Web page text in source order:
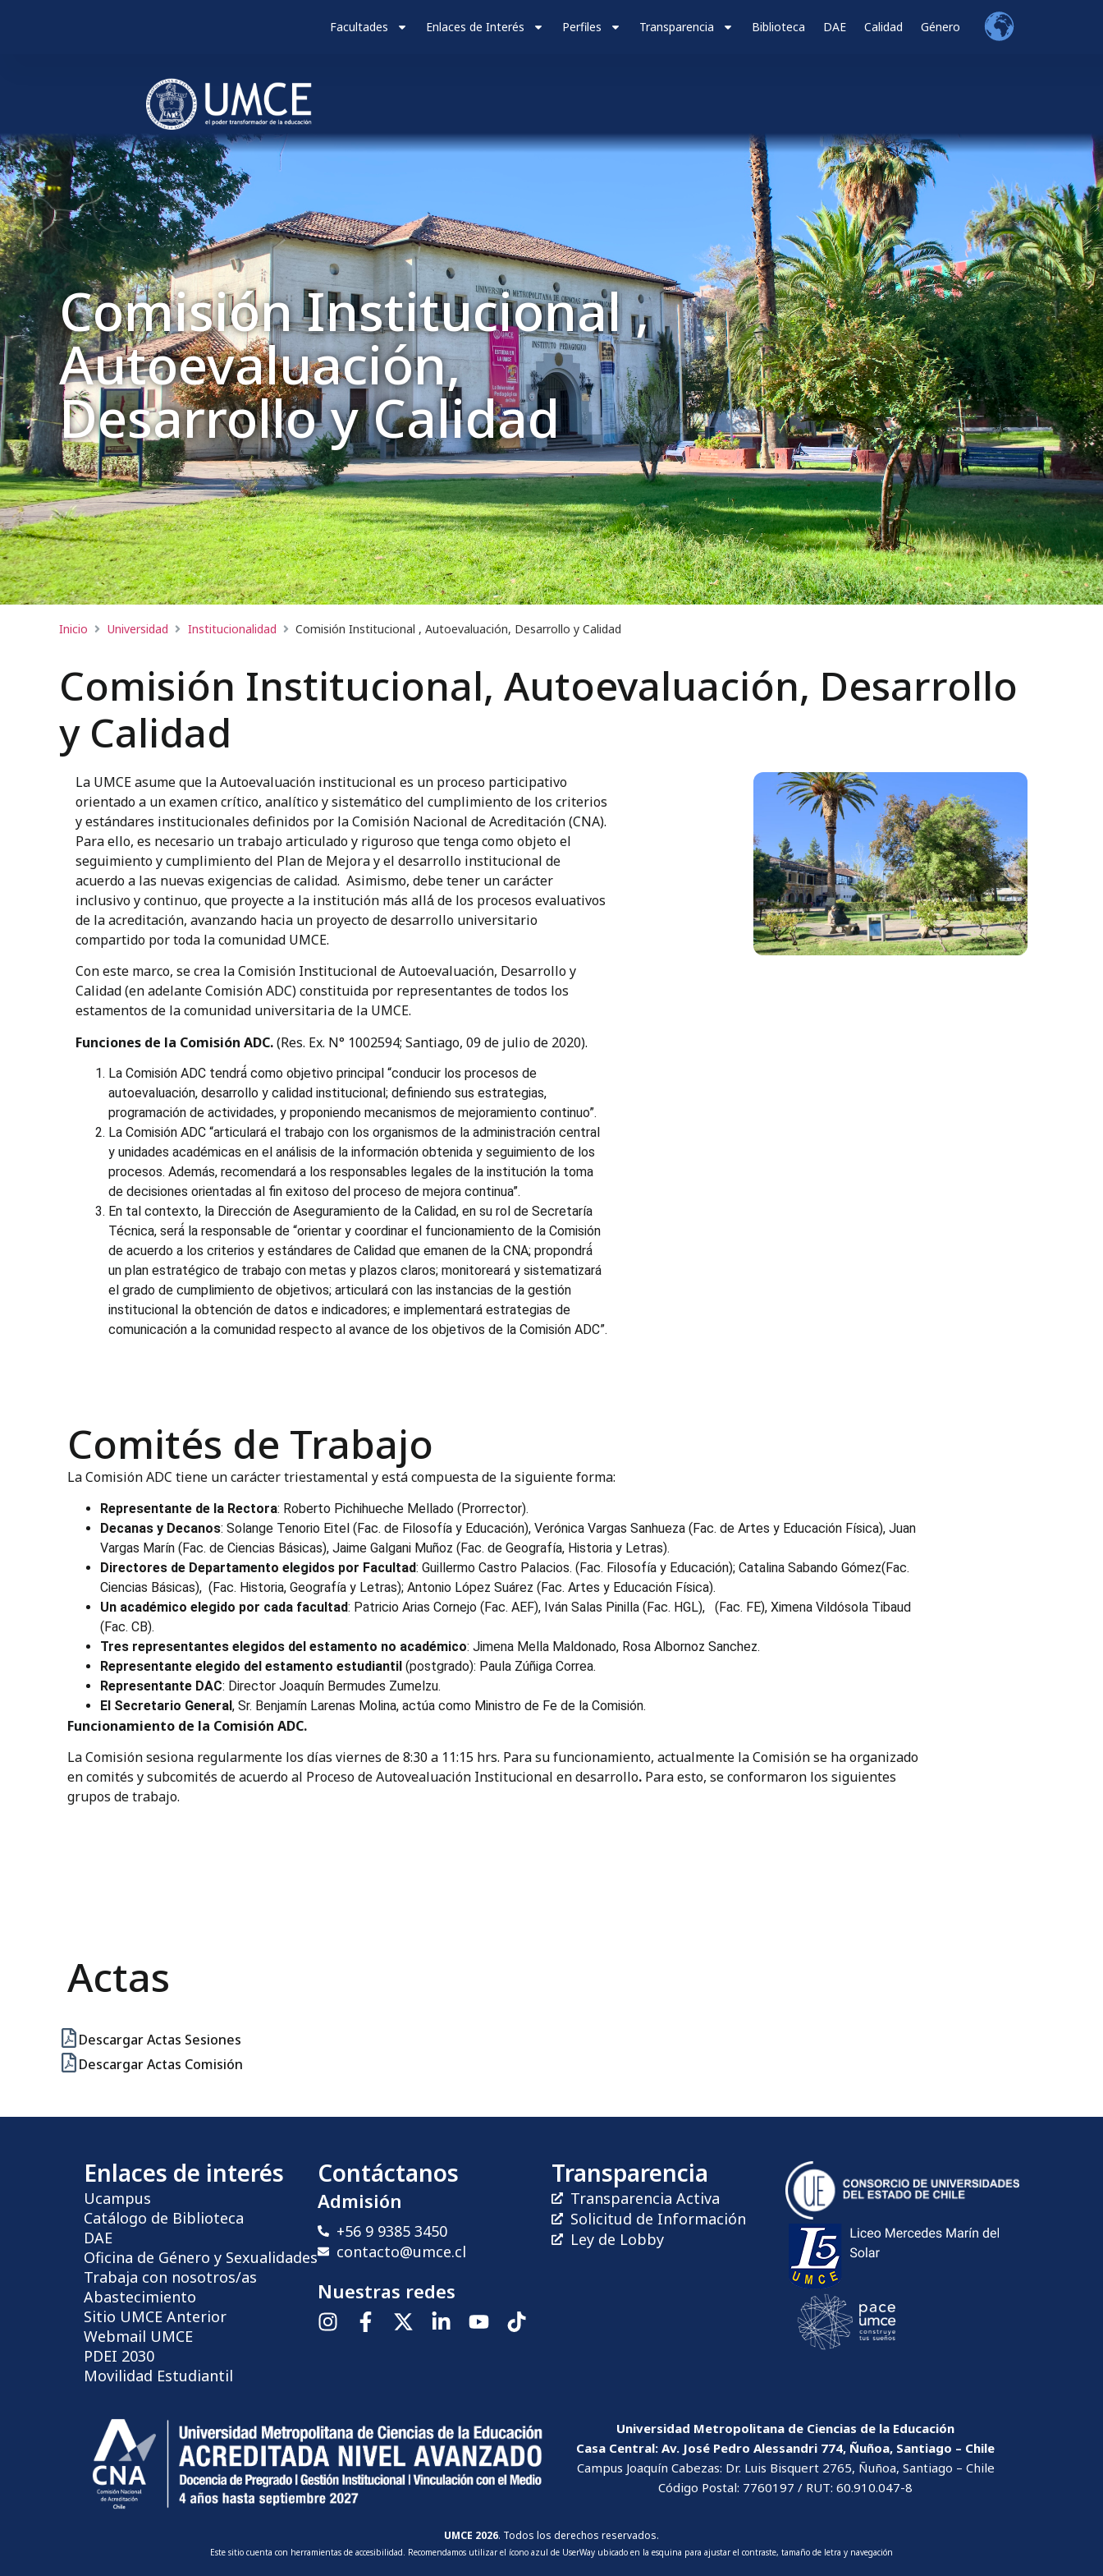
Facultades Enlaces de Interés Perfiles Transparencia Biblioteca DAE Calidad Género
Comisión Institucional ,
Autoevaluación,
Desarrollo y Calidad
Inicio Universidad Institucionalidad Comisión Institucional , Autoevaluación, Desarrollo y Calidad
Comisión Institucional, Autoevaluación, Desarrollo
y Calidad
La UMCE asume que la Autoevaluación institucional es un proceso participativo
orientado a un examen crítico, analítico y sistemático del cumplimiento de los criterios
y estándares institucionales definidos por la Comisión Nacional de Acreditación (CNA).
Para ello, es necesario un trabajo articulado y riguroso que tenga como objeto el
seguimiento y cumplimiento del Plan de Mejora y el desarrollo institucional de
acuerdo a las nuevas exigencias de calidad. Asimismo, debe tener un carácter
inclusivo y continuo, que proyecte a la institución más allá́ de los procesos evaluativos
de la acreditación, avanzando hacia un proyecto de desarrollo universitario
compartido por toda la comunidad UMCE.
Con este marco, se crea la Comisión Institucional de Autoevaluación, Desarrollo y
Calidad (en adelante Comisión ADC) constituida por representantes de todos los
estamentos de la comunidad universitaria de la UMCE.
Funciones de la Comisión ADC.(Res. Ex. N° 1002594; Santiago, 09 de julio de 2020).
La Comisión ADC tendrá́ como objetivo principal “conducir los procesos de
autoevaluación, desarrollo y calidad institucional; definiendo sus estrategias,
programación de actividades, y proponiendo mecanismos de mejoramiento continuo”.
La Comisión ADC “articulará el trabajo con los organismos de la administración central
y unidades académicas en el análisis de la información obtenida y seguimiento de los
procesos. Además, recomendará a los responsables legales de la institución la toma
de decisiones orientadas al fin exitoso del proceso de mejora continua”.
En tal contexto, la Dirección de Aseguramiento de la Calidad, en su rol de Secretaría
Técnica, será́ la responsable de “orientar y coordinar el funcionamiento de la Comisión
de acuerdo a los criterios y estándares de Calidad que emanen de la CNA; propondrá́
un plan estratégico de trabajo con metas y plazos claros; monitoreará y sistematizará
el grado de cumplimiento de objetivos; articulará con las instancias de la gestión
institucional la obtención de datos e indicadores; e implementará estrategias de
comunicación a la comunidad respecto al avance de los objetivos de la Comisión ADC”.
Comités de Trabajo
La Comisión ADC tiene un carácter triestamental y está compuesta de la siguiente forma:
Representante de la Rectora: Roberto Pichihueche Mellado (Prorrector).
Decanas y Decanos: Solange Tenorio Eitel (Fac. de Filosofía y Educación), Verónica Vargas Sanhueza (Fac. de Artes y Educación Física), Juan
Vargas Marín (Fac. de Ciencias Básicas), Jaime Galgani Muñoz (Fac. de Geografía, Historia y Letras).
Directores de Departamento elegidos por Facultad: Guillermo Castro Palacios. (Fac. Filosofía y Educación); Catalina Sabando Gómez(Fac.
Ciencias Básicas), (Fac. Historia, Geografía y Letras); Antonio López Suárez (Fac. Artes y Educación Física).
Un académico elegido por cada facultad: Patricio Arias Cornejo (Fac. AEF), Iván Salas Pinilla (Fac. HGL), (Fac. FE), Ximena Vildósola Tibaud
(Fac. CB).
Tres representantes elegidos del estamento no académico: Jimena Mella Maldonado, Rosa Albornoz Sanchez.
Representante elegido del estamento estudiantil (postgrado): Paula Zúñiga Correa.
Representante DAC: Director Joaquín Bermudes Zumelzu.
El Secretario General, Sr. Benjamín Larenas Molina, actúa como Ministro de Fe de la Comisión.
Funcionamiento de la Comisión ADC.
La Comisión sesiona regularmente los días viernes de 8:30 a 11:15 hrs. Para su funcionamiento, actualmente la Comisión se ha organizado
en comités y subcomités de acuerdo al Proceso de Autovealuación Institucional en desarrollo. Para esto, se conformaron los siguientes
grupos de trabajo.
Actas
Descargar Actas Sesiones
Descargar Actas Comisión
Enlaces de interés
Ucampus
Catálogo de Biblioteca
DAE
Oficina de Género y Sexualidades
Trabaja con nosotros/as
Abastecimiento
Sitio UMCE Anterior
Webmail UMCE
PDEI 2030
Movilidad Estudiantil
Contáctanos
Admisión
+56 9 9385 3450
contacto@umce.cl
Nuestras redes
Transparencia
Transparencia Activa
Solicitud de Información
Ley de Lobby
Universidad Metropolitana de Ciencias de la Educación
Casa Central: Av. José Pedro Alessandri 774, Ñuñoa, Santiago – Chile
Campus Joaquín Cabezas: Dr. Luis Bisquert 2765, Ñuñoa, Santiago – Chile
Código Postal: 7760197 / RUT: 60.910.047-8
UMCE 2026. Todos los derechos reservados.
Este sitio cuenta con herramientas de accesibilidad. Recomendamos utilizar el ícono azul de UserWay ubicado en la esquina para ajustar el contraste, tamaño de letra y navegación